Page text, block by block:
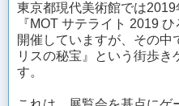
東京都現代美術館では
『MOT サテライト 2019
開催していますが、その中
リスの秘宝』という街歩き
す。